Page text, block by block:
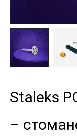
Staleks
–